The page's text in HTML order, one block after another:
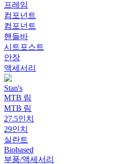
프레임
컴포넌트
컴포넌트
핸들바
시트포스트
안장
액세서리
Stan's
MTB 림
MTB 림
27.5인치
29인치
실란트
Biobased
부품/액세서리